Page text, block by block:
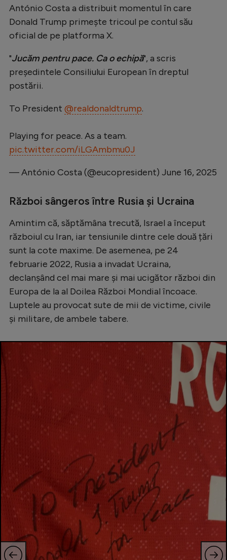
Stranieri
Clasamente
Tenis
Natație
Formula 1
Gimnastică
Auto
Ciclism
Alte sporturi
JO 2024
JO 2026
António Costa a distribuit momentul în care
Donald Trump primește tricoul pe contul său
oficial de pe platforma X.
"Jucăm pentru pace. Ca o echipă", a scris
președintele Consiliului European în dreptul
postării.
To President @realdonaldtrump.
Playing for peace. As a team.
pic.twitter.com/iLGAmbmu0J
— António Costa (@eucopresident) June 16, 2025
Război sângeros între Rusia și Ucraina
Amintim că, săptămâna trecută, Israel a început
războiul cu Iran, iar tensiunile dintre cele două țări
sunt la cote maxime. De asemenea, pe 24
februarie 2022, Rusia a invadat Ucraina,
declanșând cel mai mare și mai ucigător război din
Europa de la al Doilea Război Mondial încoace.
Luptele au provocat sute de mii de victime, civile
și militare, de ambele tabere.